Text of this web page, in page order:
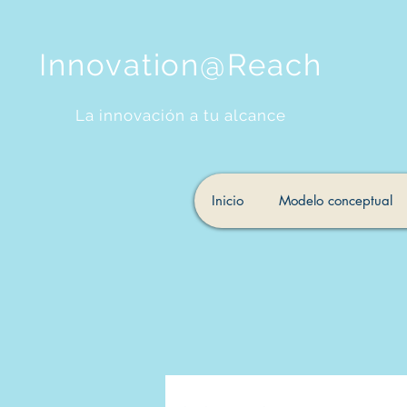
Inicio Modelo conceptual
Innovation@Reach
La innovación a tu alcance